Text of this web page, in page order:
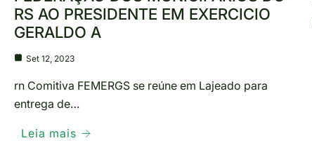
RS AO PRESIDENTE EM EXERCICIO
GERALDO A
Set 12, 2023
rn Comitiva FEMERGS se reúne em Lajeado para
entrega de…
Leia mais